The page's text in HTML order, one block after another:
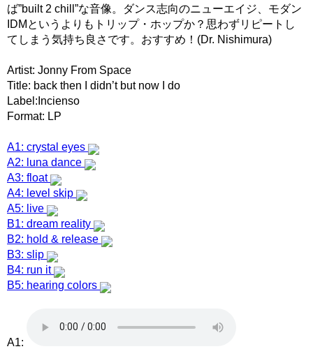
ば”built 2 chill”な音像。ダンス志向のニューエイジ、モダン
IDMというよりもトリップ・ホップか？思わずリピートし
てしまう気持ち良さです。おすすめ！(Dr. Nishimura)
Artist: Jonny From Space
Title: back then I didn’t but now I do
Label:Incienso
Format: LP
A1: crystal eyes
A2: luna dance
A3: float
A4: level skip
A5: live
B1: dream reality
B2: hold & release
B3: slip
B4: run it
B5: hearing colors
A1: